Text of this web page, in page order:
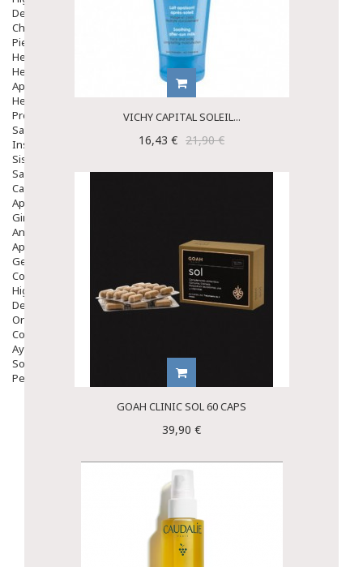
Deshabituación Tabaquismo
Chicles
Piel
Herpes Y Hongos
Heridas Y úlceras
Aparato Genital
Hemorroides
Protectores Y Emolientes
Salud
Insomnio
Sistema Nervioso
Salud Bucodental
Capilar
Apósitos
Ginecología
Anticonceptivos
Aparato Genital
Gente Mayor
Cosmética
Higiene
Dentales
Ortopedia
Complementos Nutricionales.
Ayudas
Solares
Pedido express
VICHY CAPITAL SOLEIL...
16,43 € 21,90 €
GOAH CLINIC SOL 60 CAPS
39,90 €